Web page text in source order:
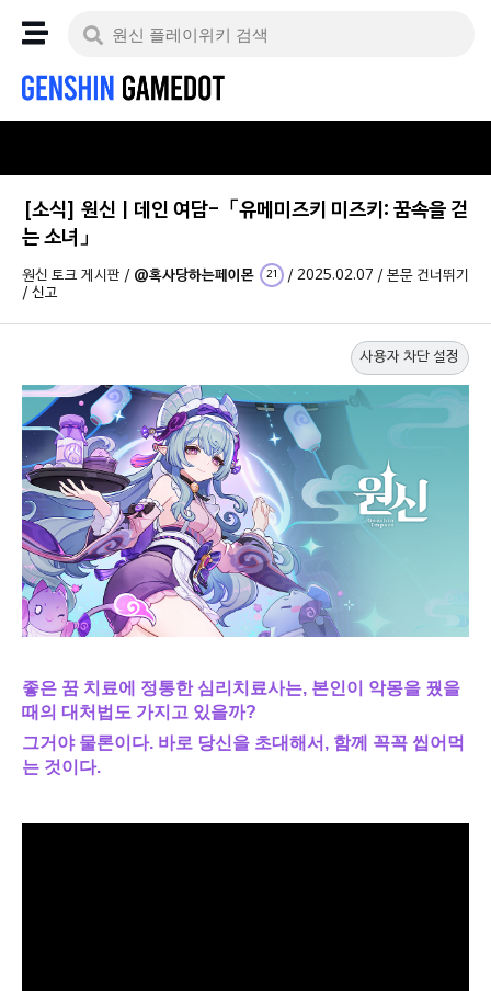
[소식] 원신 | 데인 여담-「유메미즈키 미즈키: 꿈속을 걷
는 소녀」
원신 토크 게시판 / @혹사당하는페이몬 21 / 2025.02.07 / 본문 건너뛰기
/ 신고
사용자 차단 설정
좋은 꿈 치료에 정통한 심리치료사는, 본인이 악몽을 꿨을
때의 대처법도 가지고 있을까?
그거야 물론이다. 바로 당신을 초대해서, 함께 꼭꼭 씹어먹
는 것이다.